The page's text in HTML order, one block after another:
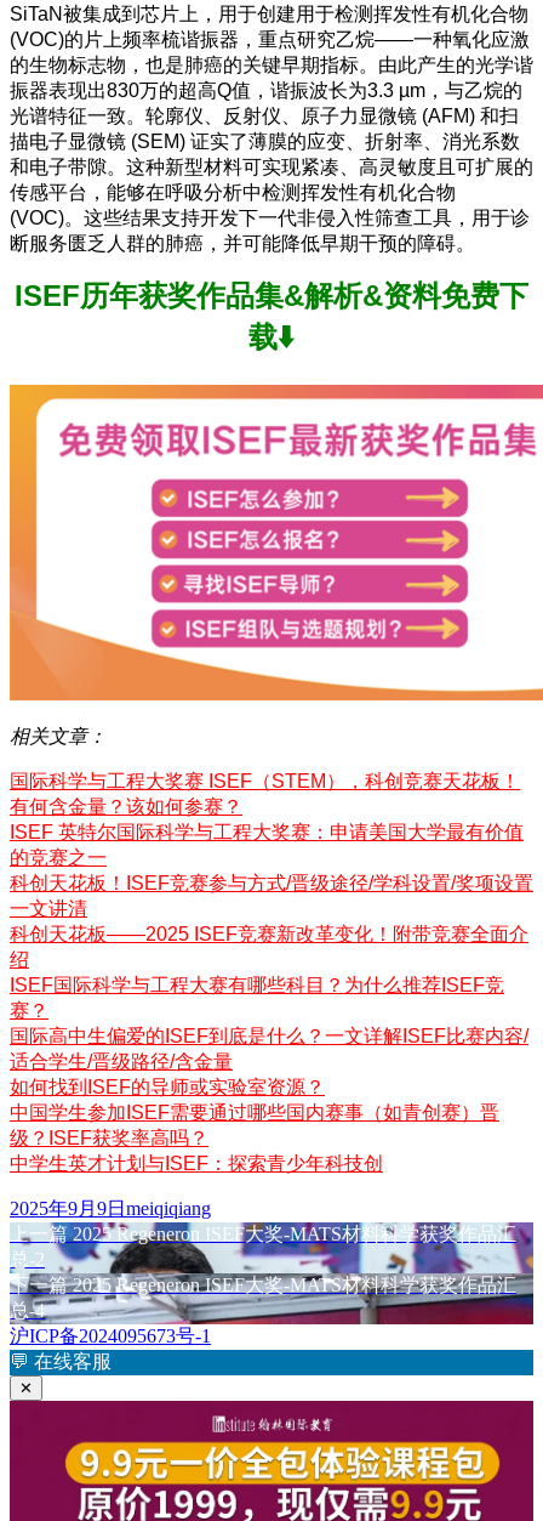
SiTaN被集成到芯片上，用于创建用于检测挥发性有机化合物
(VOC)的片上频率梳谐振器，重点研究乙烷——一种氧化应激
的生物标志物，也是肺癌的关键早期指标。由此产生的光学谐
振器表现出830万的超高Q值，谐振波长为3.3 µm，与乙烷的
光谱特征一致。轮廓仪、反射仪、原子力显微镜 (AFM) 和扫
描电子显微镜 (SEM) 证实了薄膜的应变、折射率、消光系数
和电子带隙。这种新型材料可实现紧凑、高灵敏度且可扩展的
传感平台，能够在呼吸分析中检测挥发性有机化合物
(VOC)。这些结果支持开发下一代非侵入性筛查工具，用于诊
断服务匮乏人群的肺癌，并可能降低早期干预的障碍。
ISEF历年获奖作品集&解析&资料免费下
载⬇️
相关文章：
国际科学与工程大奖赛 ISEF（STEM），科创竞赛天花板！
有何含金量？该如何参赛？
ISEF 英特尔国际科学与工程大奖赛：申请美国大学最有价值
的竞赛之一
科创天花板！ISEF竞赛参与方式/晋级途径/学科设置/奖项设置
一文讲清
科创天花板——2025 ISEF竞赛新改革变化！附带竞赛全面介
绍
ISEF国际科学与工程大赛有哪些科目？为什么推荐ISEF竞
赛？
国际高中生偏爱的ISEF到底是什么？一文详解ISEF比赛内容/
适合学生/晋级路径/含金量
如何找到ISEF的导师或实验室资源？
中国学生参加ISEF需要通过哪些国内赛事（如青创赛）晋
级？ISEF获奖率高吗？
中学生英才计划与ISEF：探索青少年科技创
发
布
于
2025年9月9日 作
者
meiqiqiang
文
章
导
航
上一篇 上
篇
文
章：
2025 Regeneron ISEF大奖-MATS材料科学获奖作品汇
总-2
下一篇下
篇
文
章：
2025 Regeneron ISEF大奖-MATS材料科学获奖作品汇
总-4
沪ICP备2024095673号-1
💬 在线客服
✕